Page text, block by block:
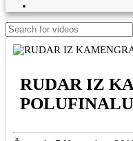
RUDAR IZ